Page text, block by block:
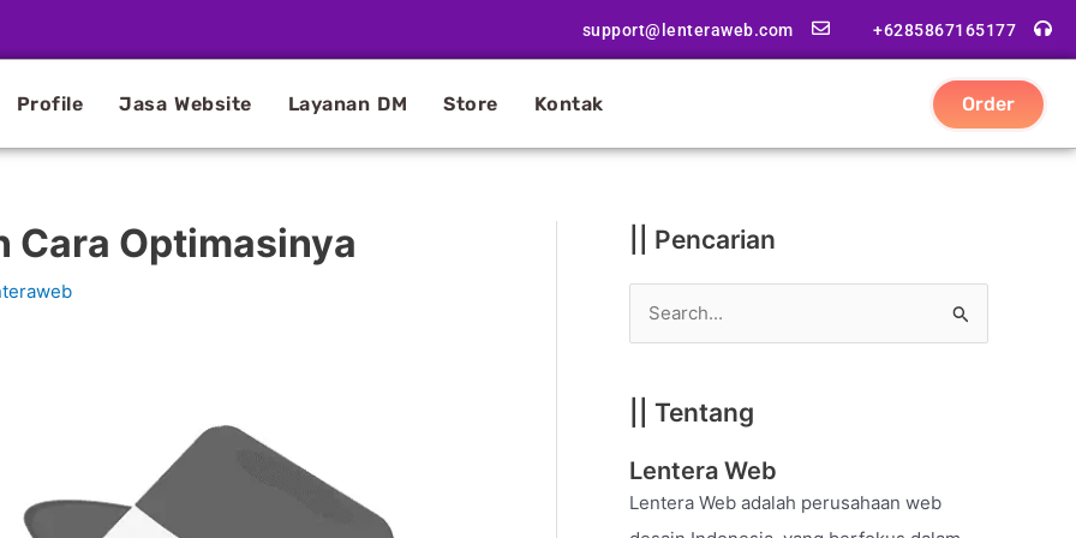
support@lenteraweb.com +6285867165177
Profile Jasa Website Layanan DM Store Kontak Order
Cara Optimasinya || Pencarian
r
c
h
|| Tentang
Lentera Web
Lentera Web adalah perusahaan web
|
t
g
i